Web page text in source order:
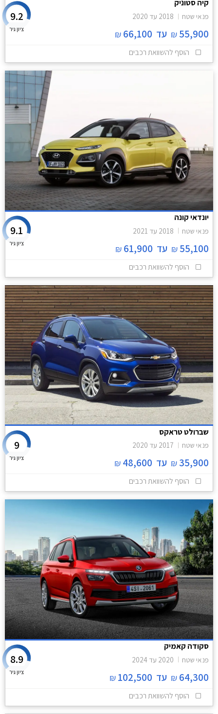
קיה סטוניק
פנאי שטח 2018 עד 2020
55,900
₪ עד 66,100
₪
9.2
ציון גיר
הוסף להשוואת רכבים
יונדאי קונה
פנאי שטח 2018 עד 2021
55,100
₪ עד 61,900
₪
9.1
ציון גיר
הוסף להשוואת רכבים
שברולט טראקס
פנאי שטח 2017 עד 2020
35,900
₪ עד 48,600
₪
9
ציון גיר
הוסף להשוואת רכבים
סקודה קאמיק
פנאי שטח 2020 עד 2024
64,300
₪ עד 102,500
₪
8.9
ציון גיר
הוסף להשוואת רכבים